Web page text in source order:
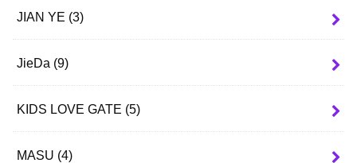
JIAN YE (3)
JieDa (9)
KIDS LOVE GATE (5)
MASU (4)